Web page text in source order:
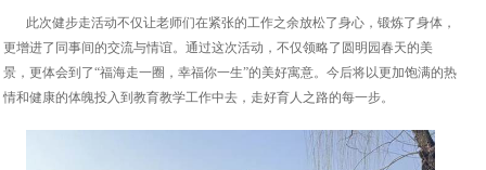
此次健步走活动不仅让老师们在紧张的工作之余放松了身心，锻炼了身体，
更增进了同事间的交流与情谊。通过这次活动，不仅领略了圆明园春天的美
景，更体会到了“福海走一圈，幸福你一生”的美好寓意。今后将以更加饱满的热
情和健康的体魄投入到教育教学工作中去，走好育人之路的每一步。